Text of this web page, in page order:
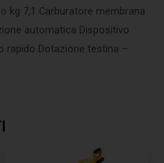
kg 7,1 Carburatore membrana
automatica Dispositivo
rapido Dotazione testina –